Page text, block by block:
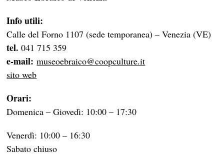
Info utili:
Calle del Forno 1107 (sede temporanea) – Venezia (VE)
tel. 041 715 359
e-mail: museoebraico@coopculture.it
sito web
Orari:
Domenica – Giovedì: 10:00 – 17:30
Venerdì: 10:00 – 16:30
Sabato chiuso